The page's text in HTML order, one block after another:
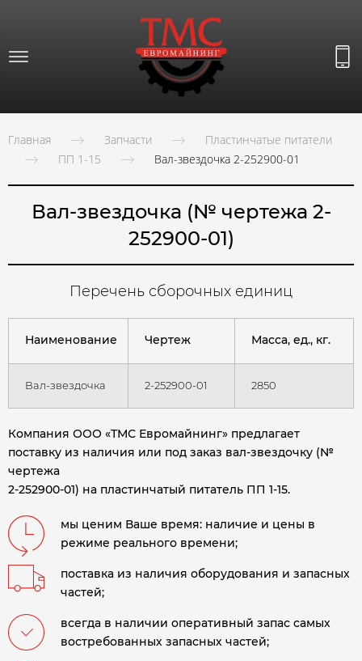
Главная Запчасти
Пластинчатые питатели
ПП 1-15
Вал-звездочка 2-252900-01
Вал-звездочка (№ чертежа 2-
252900-01)
Перечень сборочных единиц
Наименование Чертеж Масса, ед., кг.
Вал-звездочка 2-252900-01 2850
Компания ООО «ТМС Евромайнинг» предлагает
поставку из наличия или под заказ вал-звездочку (№
чертежа
2-252900-01) на пластинчатый питатель ПП 1-15.
мы ценим Ваше время: наличие и цены в
режиме реального времени;
поставка из наличия оборудования и запасных
частей;
всегда в наличии оперативный запас самых
востребованных запасных частей;